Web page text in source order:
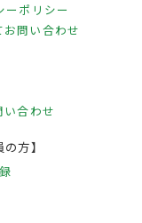
ーポリシー
お問い合わせ
い合わせ
方】